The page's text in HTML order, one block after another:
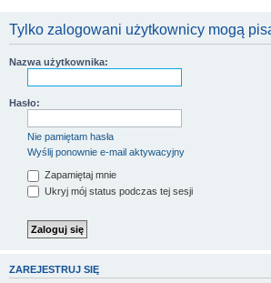
Tylko zalogowani użytkownicy mogą
Nazwa użytkownika:
Hasło:
Nie pamiętam hasła
Wyślij ponownie e-mail aktywacyjny
Zapamiętaj mnie
Ukryj mój status podczas tej sesji
ZAREJESTRUJ SIĘ